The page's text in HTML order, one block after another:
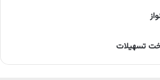
تسهیلات